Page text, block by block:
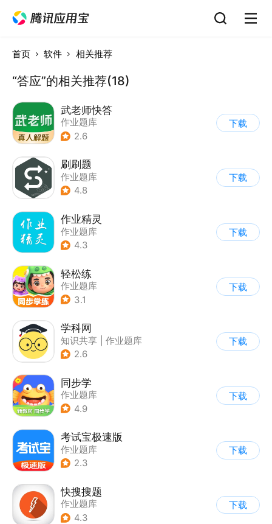
首页 软件 相关推荐
“答应”的相关推荐(18)
武老师快答
作业题库
2.6
下载
刷刷题
作业题库
4.8
下载
作业精灵
作业题库
4.3
下载
轻松练
作业题库
3.1
下载
学科网
知识共享
作业题库
2.6
下载
同步学
作业题库
4.9
下载
考试宝极速版
作业题库
2.3
下载
快搜搜题
作业题库
4.3
下载